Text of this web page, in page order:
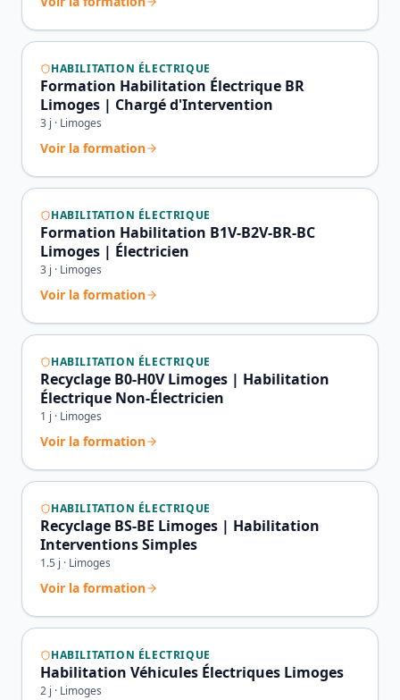
HABILITATION ÉLECTRIQUE
Formation Habilitation Électrique BR
Limoges | Chargé d'Intervention
3 j · Limoges
Voir la formation
HABILITATION ÉLECTRIQUE
Formation Habilitation B1V-B2V-BR-BC
Limoges | Électricien
3 j · Limoges
Voir la formation
HABILITATION ÉLECTRIQUE
Recyclage B0-H0V Limoges | Habilitation
Électrique Non-Électricien
1 j · Limoges
Voir la formation
HABILITATION ÉLECTRIQUE
Recyclage BS-BE Limoges | Habilitation
Interventions Simples
1.5 j · Limoges
Voir la formation
HABILITATION ÉLECTRIQUE
Habilitation Véhicules Électriques Limoges
2 j · Limoges